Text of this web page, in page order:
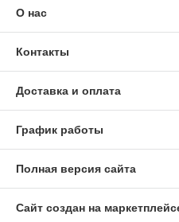
О нас
Контакты
Доставка и оплата
График работы
Полная версия сайта
Сайт создан на